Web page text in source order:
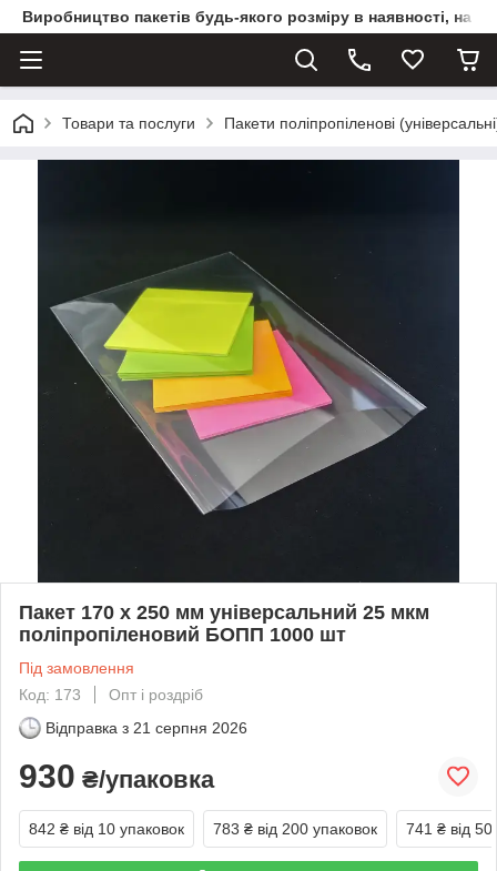
Виробництво пакетів будь-якого розміру в наявності, на
Товари та послуги Пакети поліпропіленові
Пакет 170 x 250 мм універсальний 25 мкм
поліпропіленовий БОПП 1000 шт
Під замовлення
Код: 173
Опт і роздріб
Відправка з 21 серпня 2026
930 ₴/упаковка
842 ₴ від 10 упаковок 783 ₴ від 200 упаковок 741 ₴ від